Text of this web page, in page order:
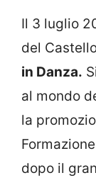
Il 3 luglio
del
in Danza.
al mondo
la
dopo il